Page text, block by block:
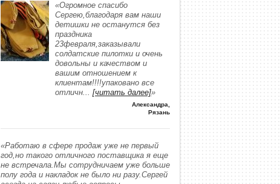
«Огромное спасибо
Сергею,благодаря вам наши
детишки не останутся без
праздника
23февраля,заказывали
солдатские пилотки и очень
довольны и качеством и
вашим отношением к
клиентам!!!!упаковано все
отличн... [читать далее]»
Александра
Рязань
«Работаю в сфере продаж уже не первый
год,но такого отличного поставщика я еще
не встречала.Мы сотрудничаем уже больше
полу года и накладок не было ни разу.Сергей